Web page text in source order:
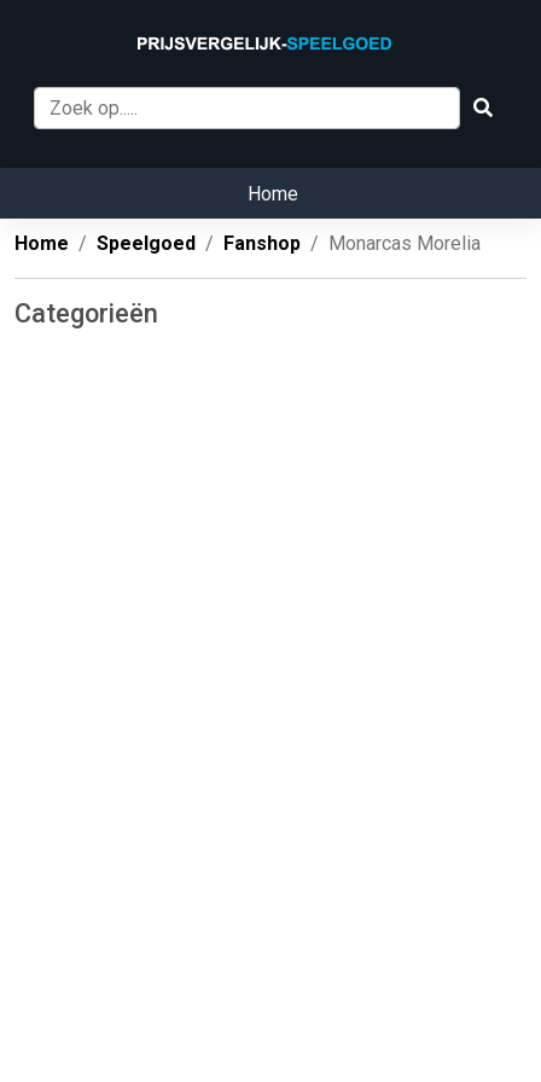
Home
Home Speelgoed Fanshop Monarcas Morelia
Categorieën